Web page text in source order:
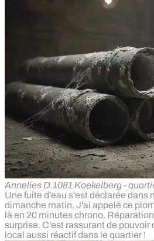
Annelies D.1081 Koekelberg -
Une fuite d’eau s'est déclarée dans
dimanche matin. J'ai appelé ce
là en 20 minutes chrono.
surprise. C'est rassurant de pouvoir
local aussi réactif dans le quartier !